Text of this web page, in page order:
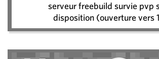
serveur freebuild survie pvp
disposition (ouverture vers